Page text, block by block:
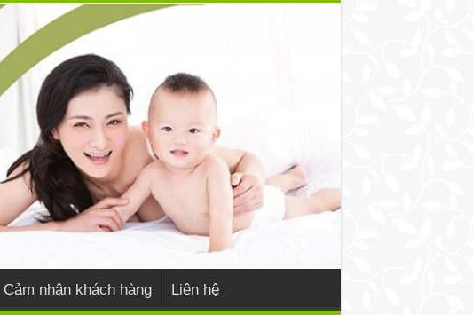
Cảm nhận khách hàng Liên hệ